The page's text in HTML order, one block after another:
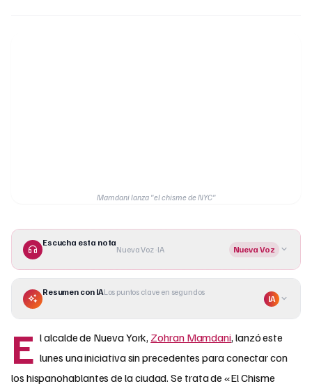
Mamdani lanza "el chisme de NYC"
Escucha esta nota
Nueva Voz · IA Nueva Voz
Resumen con IALos puntos clave en segundos
IA
E l alcalde de Nueva York, Zohran Mamdani, lanzó este
lunes una iniciativa sin precedentes para conectar con
los hispanohablantes de la ciudad. Se trata de «El Chisme